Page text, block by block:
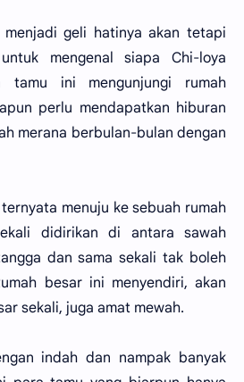
menjadi geli hatinya akan tetapi
mengenal siapa Chi-loya
tamu ini mengunjungi rumah
perlu mendapatkan hiburan
merana berbulan-bulan dengan
menuju ke sebuah rumah
didirikan di antara sawah
dan sama sekali tak boleh
besar ini menyendiri, akan
sekali, juga amat mewah.
indah dan nampak banyak